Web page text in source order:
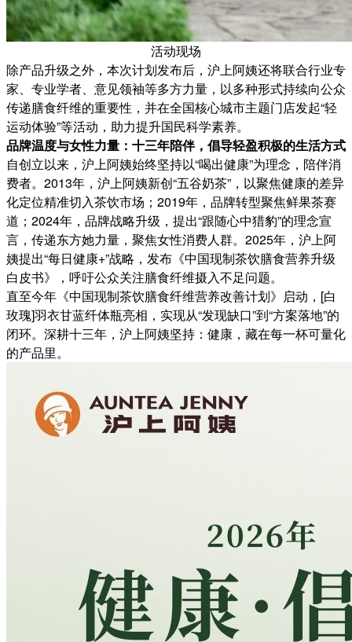
活动现场
除产品升级之外，本次计划发布后，沪上阿姨还将联合行业专
家、专业学者、意见领袖等多方力量，以多种形式持续向公众
传递膳食纤维的重要性，并在全国核心城市主题门店发起“轻
运动体验”等活动，助力提升国民科学素养。
品牌温度与女性力量：十三年陪伴，倡导轻盈积极的生活方式
自创立以来，沪上阿姨始终坚持以“喝出健康”为理念，陪伴消
费者。2013年，沪上阿姨新创“五谷奶茶”，以聚焦健康的差异
化定位精准切入茶饮市场；2019年，品牌转型聚焦鲜果茶赛
道；2024年，品牌战略升级，提出“跟随心中猎豹”的理念宣
言，传递东方她力量，聚焦女性消费人群。2025年，沪上阿
姨提出“每日健康+”战略，发布《中国现制茶饮膳食营养升级
白皮书》，呼吁公众关注膳食纤维摄入不足问题。
直至今年《中国现制茶饮膳食纤维营养改善计划》启动，[白
玫瑰]羽衣甘蓝纤体瓶亮相，实现从“发现缺口”到“方案落地”的
闭环。深耕十三年，沪上阿姨坚持：健康，藏在每一杯可量化
的产品里。